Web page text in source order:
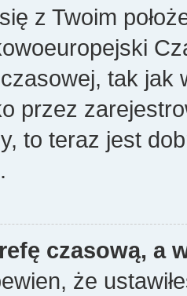
z Twoim
tak jak
przez
to teraz jest
czasową, a
że